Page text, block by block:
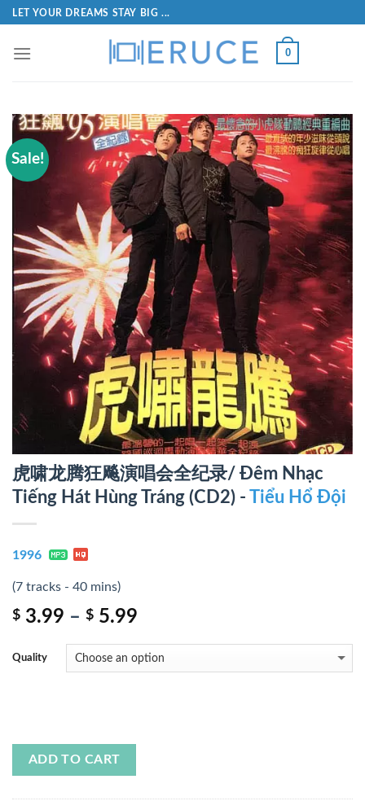
LET YOUR DREAMS STAY BIG ...
0
Sale!
虎啸龙腾狂飚演唱会全纪录/ Đêm Nhạc
Tiếng Hát Hùng Tráng (CD2) - Tiểu Hổ Đội
1996
(7 tracks - 40 mins)
$ 3.99 – $ 5.99
Quality
ADD TO CART